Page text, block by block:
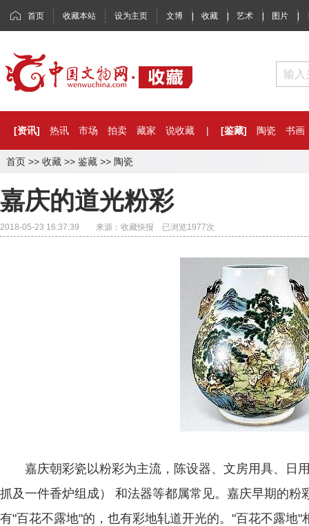
首页 收藏本站 设为主页 文博 | 收藏 | 艺术 | 图片 |
[资讯] 热讯 市场 拍卖 藏家 说收藏 | [鉴藏] 陶瓷 书画
首页 >> 收藏 >> 鉴藏 >> 陶瓷
嘉庆的道光粉彩
2018-05-23 16:37:39 来源：收藏快报 已浏览1977次
嘉庆朝彩瓷以粉彩为主流，陈设器、文房用具、日
抓及一件香炉组成） 和法器等都属常见。嘉庆早期的粉
有"百花不露地"的，也有彩地轧道开光的。"百花不露地